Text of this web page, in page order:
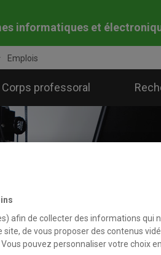
informatiques et
Emplois
Corps professoral
afin de collecter des informations qui
de vous proposer des contenus
pouvez personnaliser votre choix